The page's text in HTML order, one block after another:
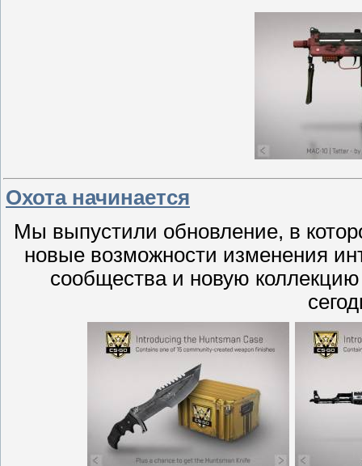
Охота начинается
Мы выпустили обновление, в
новые возможности изменения
сообщества и новую